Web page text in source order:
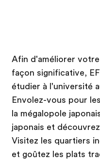
Qui sommes-nous ?
EF recrute
Rejoignez nos équipes
Afin d'améliorer
façon significative,
étudier à l'université
Envolez-vous pour
la mégalopole
japonais et
Visitez les quartiers
et goûtez les plats